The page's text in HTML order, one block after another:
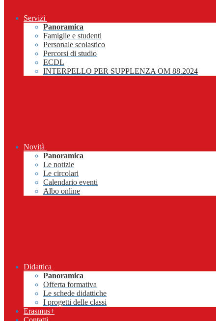
Servizi
Panoramica
Famiglie e studenti
Personale scolastico
Percorsi di studio
ECDL
INTERPELLO PER SUPPLENZA OM 88.2024
Novità
Panoramica
Le notizie
Le circolari
Calendario eventi
Albo online
Didattica
Panoramica
Offerta formativa
Le schede didattiche
I progetti delle classi
Erasmus+